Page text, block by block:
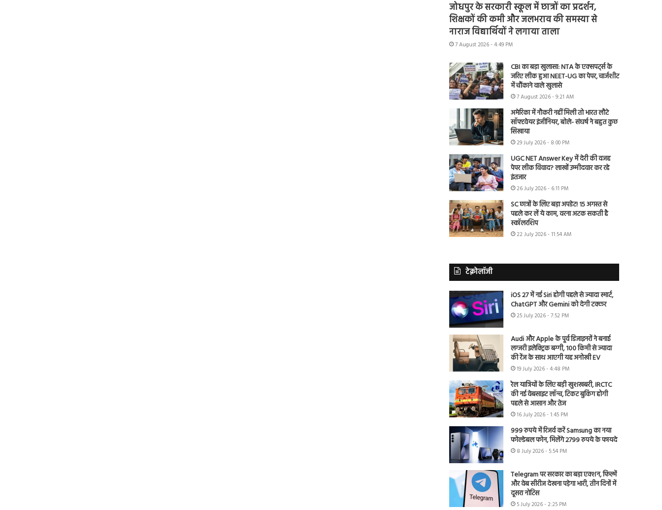
जोधपुर के सरकारी स्कूल में छात्रों का प्रदर्शन,
शिक्षकों की कमी और जलभराव की समस्या से
नाराज विद्यार्थियों ने लगाया ताला
7 August 2026 - 4:49 PM
CBI का बड़ा खुलासा: NTA के एक्सपर्ट्स के
जरिए लीक हुआ NEET-UG का पेपर, चार्जशीट
में चौंकाने वाले खुलासे
7 August 2026 - 9:21 AM
अमेरिका में नौकरी नहीं मिली तो भारत लौटे
सॉफ्टवेयर इंजीनियर, बोले- संघर्ष ने बहुत कुछ
सिखाया
29 July 2026 - 8:00 PM
UGC NET Answer Key में देरी की वजह
पेपर लीक विवाद? लाखों उम्मीदवार कर रहे
इंतजार
26 July 2026 - 6:11 PM
SC छात्रों के लिए बड़ा अपडेट! 15 अगस्त से
पहले कर लें ये काम, वरना अटक सकती है
स्कॉलरशिप
22 July 2026 - 11:54 AM
टेक्नोलॉजी
iOS 27 में नई Siri होगी पहले से ज्यादा स्मार्ट,
ChatGPT और Gemini को देगी टक्कर
25 July 2026 - 7:52 PM
Audi और Apple के पूर्व डिजाइनरों ने बनाई
लग्जरी इलेक्ट्रिक बग्गी, 100 किमी से ज्यादा
की रेंज के साथ आएगी यह अनोखी EV
19 July 2026 - 4:48 PM
रेल यात्रियों के लिए बड़ी खुशखबरी, IRCTC
की नई वेबसाइट लॉन्च, टिकट बुकिंग होगी
पहले से आसान और तेज
16 July 2026 - 1:45 PM
999 रुपये में रिजर्व करें Samsung का नया
फोल्डेबल फोन, मिलेंगे 2799 रुपये के फायदे
8 July 2026 - 5:54 PM
Telegram पर सरकार का बड़ा एक्शन, फिल्में
और वेब सीरीज देखना पड़ेगा भारी, तीन दिनों में
दूसरा नोटिस
5 July 2026 - 2:25 PM